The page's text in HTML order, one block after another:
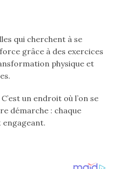
qui cherchent à se
grâce à des exercices
physique et
un endroit où l’on se
démarche : chaque